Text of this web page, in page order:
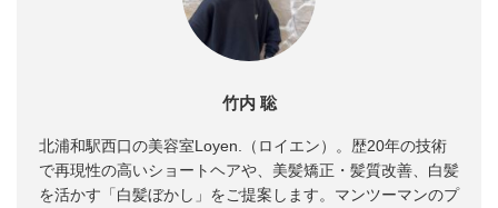
竹内 聡
北浦和駅西口の美容室Loyen.（ロイエン）。歴20年の技術
で再現性の高いショートヘアや、美髪矯正・髪質改善、白髪
を活かす「白髪ぼかし」をご提案します。マンツーマンのプ